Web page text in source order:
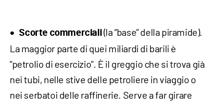
Scorte commerciali (la “base” della piramide).
La maggior parte di quei miliardi di barili è
"petrolio di esercizio". È il greggio che si trova già
nei tubi, nelle stive delle petroliere in viaggio o
nei serbatoi delle raffinerie. Serve a far girare